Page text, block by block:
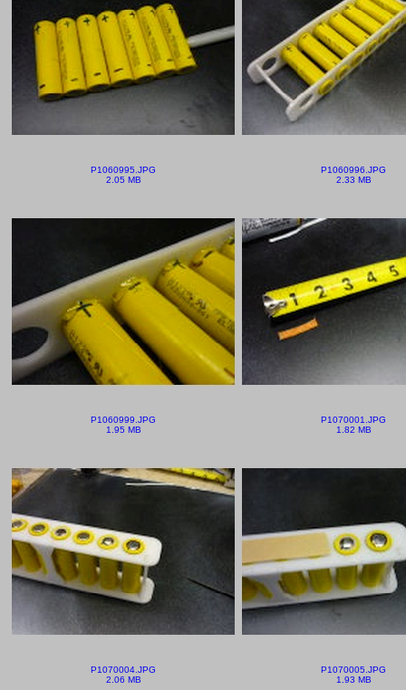
P1060995.JPG
2.05 MB
P1060996.JPG
2.33 MB
P1060999.JPG
1.95 MB
P1070001.JPG
1.82 MB
P1070004.JPG
2.06 MB
P1070005.JPG
1.93 MB